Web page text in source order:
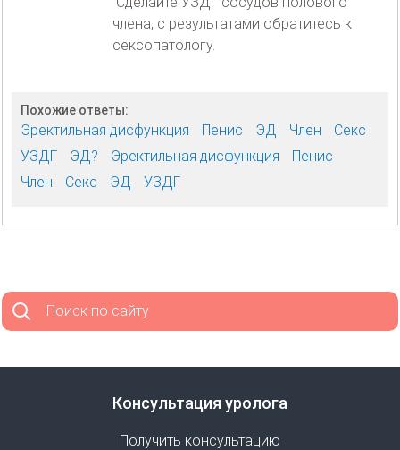
члена, с результатами обратитесь к
сексопатологу.
Похожие ответы:
Эректильная дисфункция Пенис ЭД Член
Секс
УЗДГ
ЭД? Эректильная дисфункция
Пенис
Член
Секс ЭД УЗДГ
Поиск по сайту
Консультация уролога
Получить консультацию